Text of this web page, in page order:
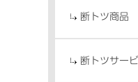
断トツ商品
断トツサー